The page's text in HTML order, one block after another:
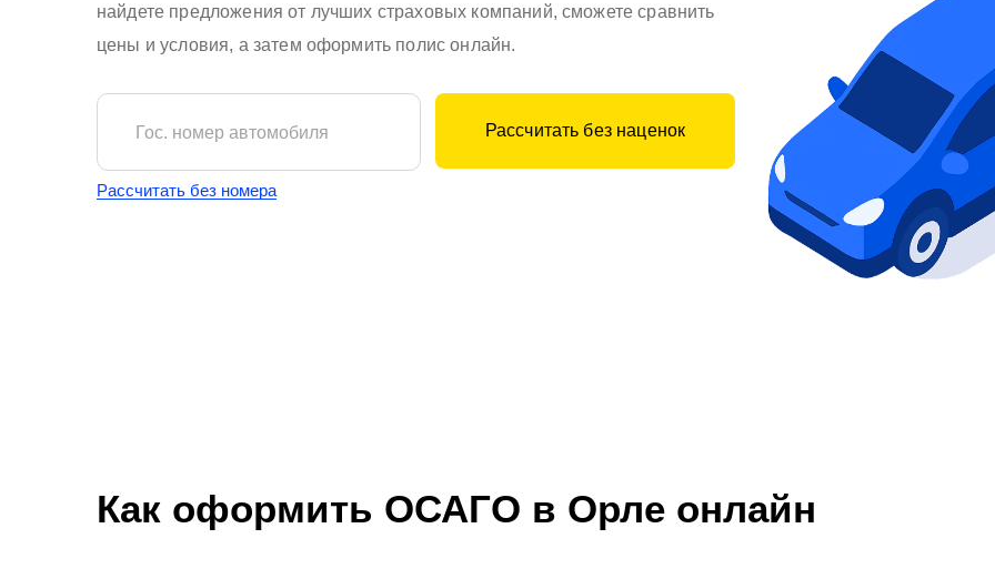
найдете предложения от лучших страховых компаний, сможете сравнить
цены и условия, а затем оформить полис онлайн.
Гос. номер автомобиля Рассчитать без наценок
Рассчитать без номера
Как оформить ОСАГО в Орле онлайн